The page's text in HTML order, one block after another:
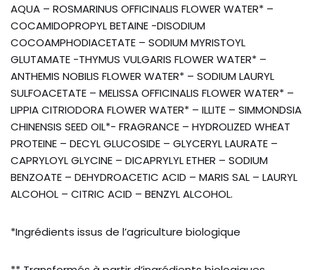
AQUA – ROSMARINUS OFFICINALIS FLOWER WATER* –
COCAMIDOPROPYL BETAINE -DISODIUM
COCOAMPHODIACETATE – SODIUM MYRISTOYL
GLUTAMATE -THYMUS VULGARIS FLOWER WATER* –
ANTHEMIS NOBILIS FLOWER WATER* – SODIUM LAURYL
SULFOACETATE – MELISSA OFFICINALIS FLOWER WATER* –
LIPPIA CITRIODORA FLOWER WATER* – ILLITE – SIMMONDSIA
CHINENSIS SEED OIL*- FRAGRANCE – HYDROLIZED WHEAT
PROTEINE – DECYL GLUCOSIDE – GLYCERYL LAURATE –
CAPRYLOYL GLYCINE – DICAPRYLYL ETHER – SODIUM
BENZOATE – DEHYDROACETIC ACID – MARIS SAL – LAURYL
ALCOHOL – CITRIC ACID – BENZYL ALCOHOL.
*Ingrédients issus de l’agriculture biologique